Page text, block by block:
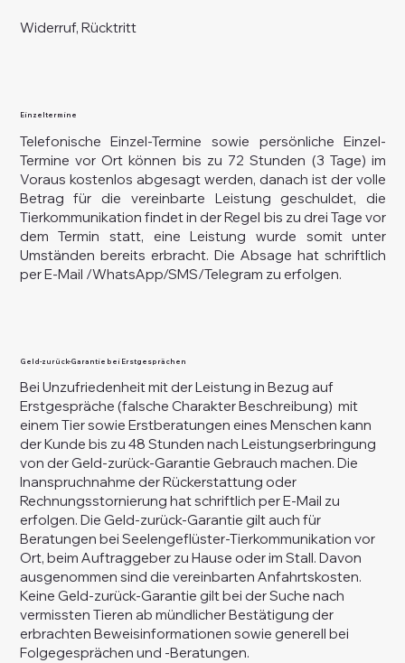
Widerruf, Rücktritt
Einzeltermine
Telefonische Einzel-Termine sowie persönliche Einzel-
Termine vor Ort können bis zu 72 Stunden (3 Tage) im
Voraus kostenlos abgesagt werden, danach ist der volle
Betrag für die vereinbarte Leistung geschuldet, die
Tierkommunikation findet in der Regel bis zu drei Tage vor
dem Termin statt, eine Leistung wurde somit unter
Umständen bereits erbracht. Die Absage hat schriftlich
per E-Mail /WhatsApp/SMS/Telegram zu erfolgen.
Geld-zurück-Garantie bei Erstgesprächen
Bei Unzufriedenheit mit der Leistung in Bezug auf
Erstgespräche (falsche Charakter Beschreibung) mit
einem Tier sowie Erstberatungen eines Menschen kann
der Kunde bis zu 48 Stunden nach Leistungserbringung
von der Geld-zurück-Garantie Gebrauch machen. Die
Inanspruchnahme der Rückerstattung oder
Rechnungsstornierung hat schriftlich per E-Mail zu
erfolgen. Die Geld-zurück-Garantie gilt auch für
Beratungen bei Seelengeflüster-Tierkommunikation vor
Ort, beim Auftraggeber zu Hause oder im Stall. Davon
ausgenommen sind die vereinbarten Anfahrtskosten.
Keine Geld-zurück-Garantie gilt bei der Suche nach
vermissten Tieren ab mündlicher Bestätigung der
erbrachten Beweisinformationen sowie generell bei
Folgegesprächen und -Beratungen.